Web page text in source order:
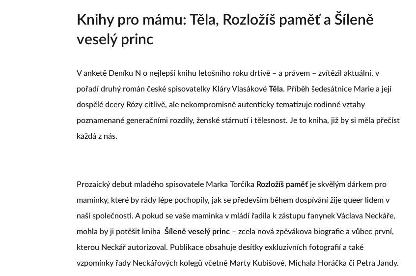
Knihy pro mámu: Těla, Rozložíš paměť a Šíleně
veselý princ
V anketě Deníku N o nejlepší knihu letošního roku drtivě – a právem – zvítězil aktuální, v
pořadí druhý román české spisovatelky Kláry Vlasákové Těla. Příběh šedesátnice Marie a její
dospělé dcery Rózy citlivě, ale nekompromisně autenticky tematizuje rodinné vztahy
poznamenané generačními rozdíly, ženské stárnutí i tělesnost. Je to kniha, již by si měla přečíst
každá z nás.
Prozaický debut mladého spisovatele Marka Torčíka Rozložíš paměťje skvělým dárkem pro
maminky, které by rády lépe pochopily, jak se především během dospívání žije queer lidem v
naší společnosti. A pokud se vaše maminka v mládí řadila k zástupu fanynek Václava Neckáře,
mohla by ji potěšit kniha Šíleně veselý princ – zcela nová zpěvákova biografie a vůbec první,
kterou Neckář autorizoval. Publikace obsahuje desítky exkluzivních fotografií a také
vzpomínky řady Neckářových kolegů včetně Marty Kubišové, Michala Horáčka či Petra Jandy.